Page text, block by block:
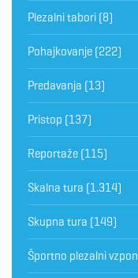
Plezalni tabori (8)
Pohajkovanje (222)
Predavanja (13)
Pristop (137)
Reportaže (115)
Skalna tura (1.314)
Skupna tura (149)
Športno plezalni vzpon